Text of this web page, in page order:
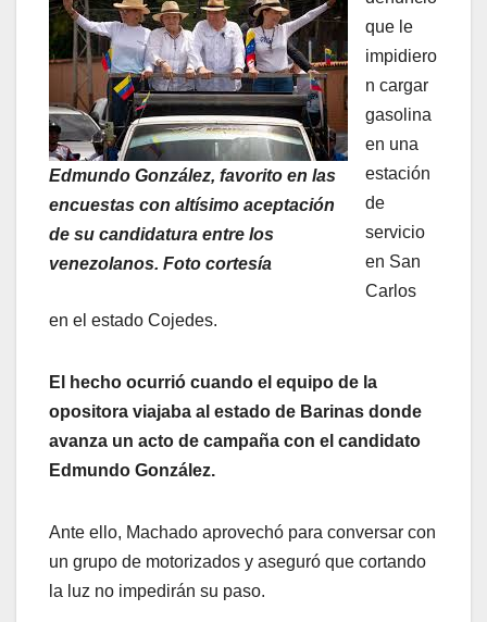
Edmundo González, favorito en las
encuestas con altísimo aceptación
de su candidatura entre los
venezolanos. Foto cortesía
que le
impidiero
n cargar
gasolina
en una
estación
de
servicio
en San
Carlos
en el estado Cojedes.
El hecho ocurrió cuando el equipo de la
opositora viajaba al estado de Barinas donde
avanza un acto de campaña con el candidato
Edmundo González.
Ante ello, Machado aprovechó para conversar con
un grupo de motorizados y aseguró que cortando
la luz no impedirán su paso.